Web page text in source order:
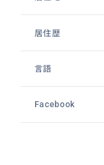
居住歴
言語
Facebook